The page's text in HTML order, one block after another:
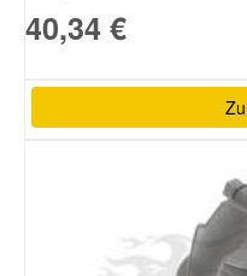
40,34 €